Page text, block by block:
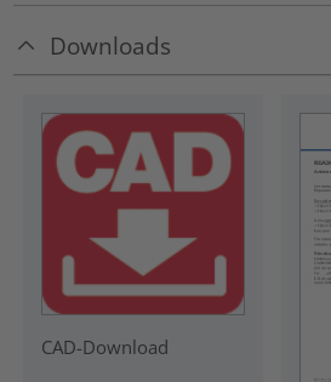
Downloads
CAD-Download